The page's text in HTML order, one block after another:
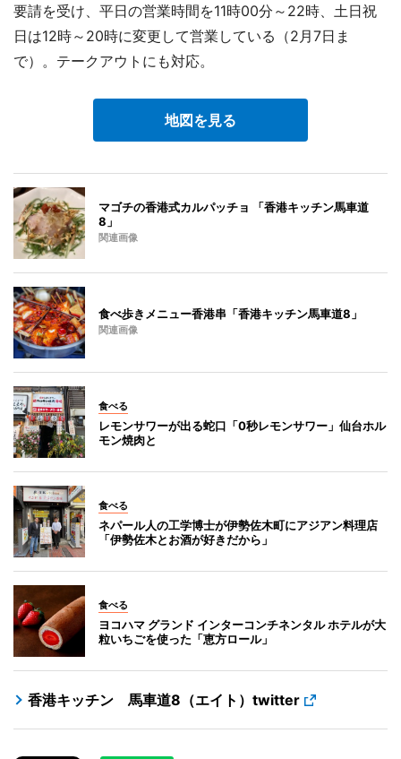
要請を受け、平日の営業時間を11時00分～22時、土日祝
日は12時～20時に変更して営業している（2月7日ま
で）。テークアウトにも対応。
地図を見る
マゴチの香港式カルパッチョ 「香港キッチン馬車道
8」
関連画像
食べ歩きメニュー香港串「香港キッチン馬車道8」
関連画像
食べる
レモンサワーが出る蛇口「0秒レモンサワー」仙台ホル
モン焼肉と
食べる
ネパール人の工学博士が伊勢佐木町にアジアン料理店
「伊勢佐木とお酒が好きだから」
食べる
ヨコハマ グランド インターコンチネンタル ホテルが大
粒いちごを使った「恵方ロール」
香港キッチン 馬車道8（エイト）twitter